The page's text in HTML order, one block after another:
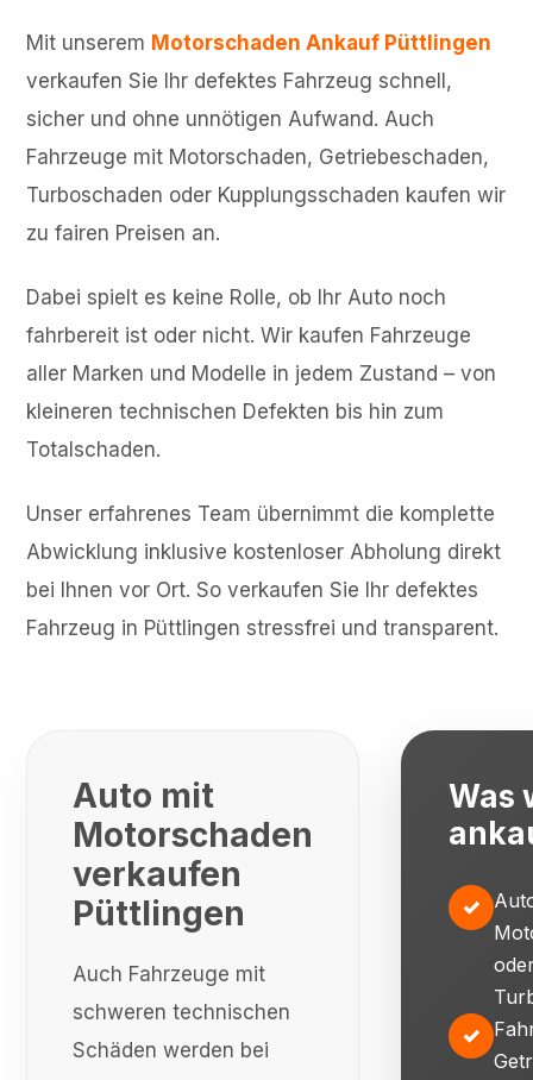
Mit unserem Motorschaden Ankauf Püttlingen
verkaufen Sie Ihr defektes Fahrzeug schnell,
sicher und ohne unnötigen Aufwand. Auch
Fahrzeuge mit Motorschaden, Getriebeschaden,
Turboschaden oder Kupplungsschaden kaufen wir
zu fairen Preisen an.
Dabei spielt es keine Rolle, ob Ihr Auto noch
fahrbereit ist oder nicht. Wir kaufen Fahrzeuge
aller Marken und Modelle in jedem Zustand – von
kleineren technischen Defekten bis hin zum
Totalschaden.
Unser erfahrenes Team übernimmt die komplette
Abwicklung inklusive kostenloser Abholung direkt
bei Ihnen vor Ort. So verkaufen Sie Ihr defektes
Fahrzeug in Püttlingen stressfrei und transparent.
Auto mit
Motorschaden
verkaufen
Püttlingen
Auch Fahrzeuge mit
schweren technischen
Schäden werden bei
Was
✓
✓